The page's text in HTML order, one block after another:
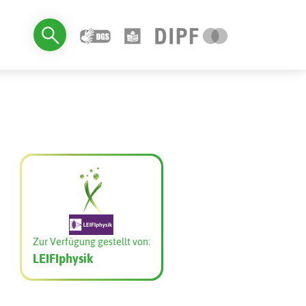
Zur Verfügung gestellt von:
LEIFIphysik